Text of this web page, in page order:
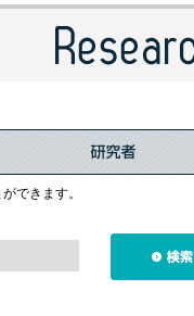
できます。